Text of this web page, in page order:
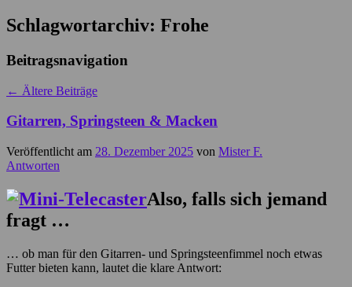
Schlagwortarchiv: Frohe
Beitragsnavigation
← Ältere Beiträge
Gitarren, Springsteen & Macken
Veröffentlicht am 28. Dezember 2025 von Mister F.
Antworten
Also, falls sich jemand
fragt …
… ob man für den Gitarren- und Springsteenfimmel noch etwas
Futter bieten kann, lautet die klare Antwort: